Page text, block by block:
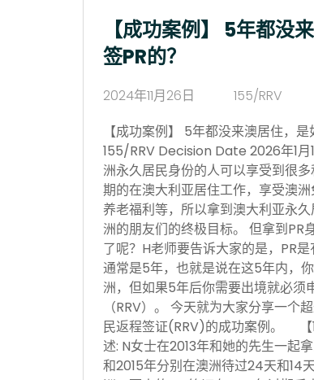
【成功案例】 5年都没
签PR的？
2024年11月26日
155/RRV
【成功案例】 5年都没来澳居住，
155/RRV Decision Date 2026年1
洲永久居民身份的人可以享受到很
期的在澳大利亚居住工作，享受澳洲
养老福利等，所以拿到澳大利亚永
洲的朋友们的终极目标。 但拿到PR
了呢？H老师要告诉大家的是，PR
通常是5年，也就是说在这5年内，
洲，但如果5年后你需要出境就必须
（RRV）。 今天就为大家分享一个
民返程签证(RRV)的成功案例。
述: N女士在2013年和她的先生一起
和2015年分别在澳洲待过24天和14